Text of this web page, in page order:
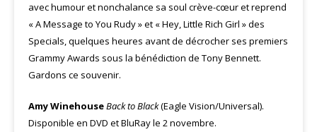
avec humour et nonchalance sa soul crève-cœur et reprend
« A Message to You Rudy » et « Hey, Little Rich Girl » des
Specials, quelques heures avant de décrocher ses premiers
Grammy Awards sous la bénédiction de Tony Bennett.
Gardons ce souvenir.
Amy WinehouseBack to Black(Eagle Vision/Universal).
Disponible en DVD et BluRay le 2 novembre.